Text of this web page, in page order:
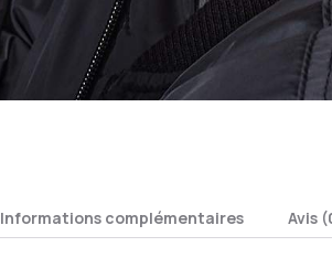
Informations complémentaires Avis